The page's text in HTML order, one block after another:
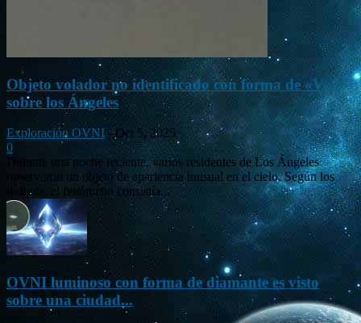
Objeto volador no identificado con forma de «V»
sobre los Ángeles
Exploración OVNI - Oct 5, 2025
0
Durante una noche reciente, varios residentes de Los Ángeles
observaron un objeto de apariencia inusual en el cielo. Según los
testigos, el fenómeno consistía...
OVNI luminoso con forma de diamante es visto
sobre una ciudad...